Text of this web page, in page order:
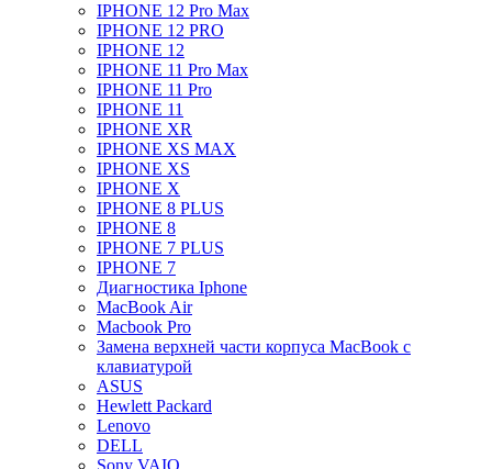
IPHONE 12 Pro Max
IPHONE 12 PRO
IPHONE 12
IPHONE 11 Pro Max
IPHONE 11 Pro
IPHONE 11
IPHONE XR
IPHONE XS MAX
IPHONE XS
IPHONE X
IPHONE 8 PLUS
IPHONE 8
IPHONE 7 PLUS
IPHONE 7
Диагностика Iphone
MacBook Air
Macbook Pro
Замена верхней части корпуса MacBook с
клавиатурой
ASUS
Hewlett Packard
Lenovo
DELL
Sony VAIO